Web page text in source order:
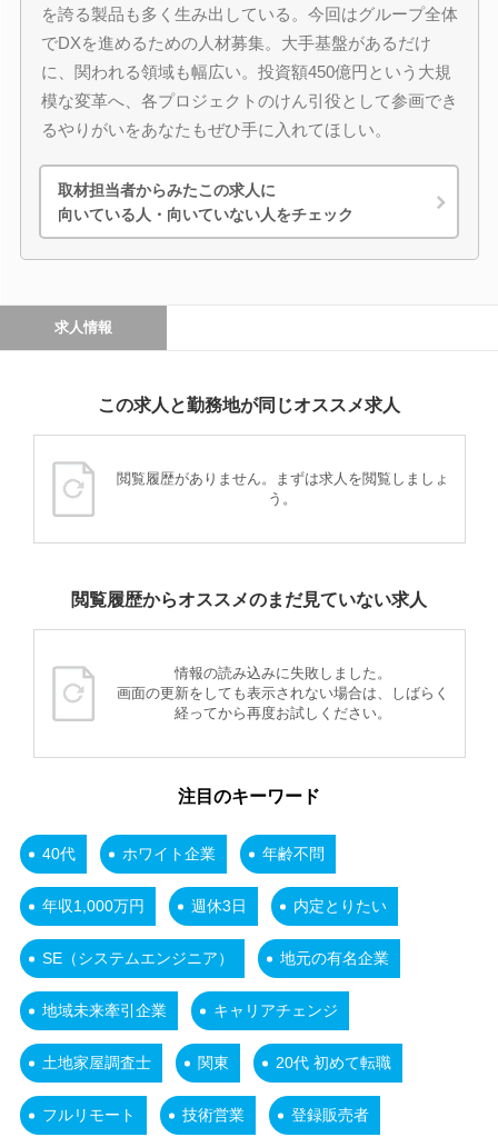
を誇る製品も多く生み出している。今回はグループ全体
でDXを進めるための人材募集。大手基盤があるだけ
に、関われる領域も幅広い。投資額450億円という大規
模な変革へ、各プロジェクトのけん引役として参画でき
るやりがいをあなたもぜひ手に入れてほしい。
取材担当者からみたこの求人に
向いている人・向いていない人をチェック
求人情報
この求人と勤務地が同じオススメ求人
閲覧履歴がありません。まずは求人を閲覧しましょ
う。
閲覧履歴からオススメのまだ見ていない求人
情報の読み込みに失敗しました。
画面の更新をしても表示されない場合は、しばらく
経ってから再度お試しください。
注目のキーワード
40代 ホワイト企業 年齢不問
年収1,000万円 週休3日 内定とりたい
SE（システムエンジニア） 地元の有名企業
地域未来牽引企業 キャリアチェンジ
土地家屋調査士 関東 20代 初めて転職
フルリモート 技術営業 登録販売者